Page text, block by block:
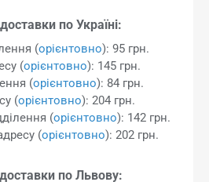
по Україні:
(орієнтовно): 95 грн.
(орієнтовно): 145 грн.
(орієнтовно): 84 грн.
(орієнтовно): 204 грн.
(орієнтовно): 142 грн.
(орієнтовно): 202 грн.
по Львову: